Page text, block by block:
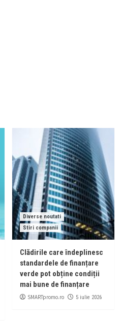
Diverse noutati
Stiri companii
Clădirile care îndeplinesc
standardele de finanțare
verde pot obține condiții
mai bune de finanțare
SMARTpromo.ro 5 iulie 2026